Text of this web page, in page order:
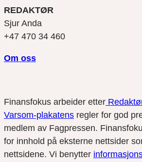
REDAKTØR
Sjur Anda
+47 470 34 460
Om oss
Finansfokus arbeider etter
Varsom-plakatens regler for god
medlem av Fagpressen.
for innhold på eksterne nettsider
nettsidene. Vi benytter